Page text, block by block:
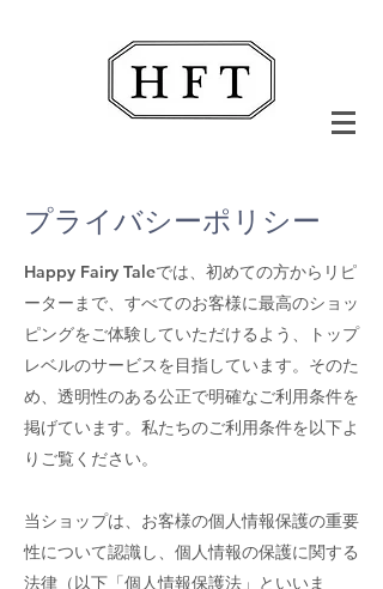
プライバシーポリシー
Happy Fairy Taleでは、初めての方からリピ
ーターまで、すべてのお客様に最高のショッ
ピングをご体験していただけるよう、トップ
レベルのサービスを目指しています。そのた
め、透明性のある公正で明確なご利用条件を
掲げています。私たちのご利用条件を以下よ
りご覧ください。
当ショップは、お客様の個人情報保護の重要
性について認識し、個人情報の保護に関する
法律（以下「個人情報保護法」といいま